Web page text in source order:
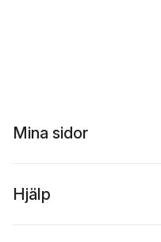
Mina sidor
Hjälp